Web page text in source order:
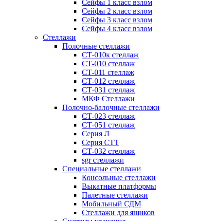
Сейфы 1 класс взлом
Сейфы 2 класс взлом
Сейфы 3 класс взлом
Сейфы 4 класс взлом
Стеллажи
Полочные стеллажи
СТ-010к стеллаж
СТ-010 стеллаж
СТ-011 стеллаж
СТ-012 стеллаж
СТ-031 стеллаж
МКФ Стеллажи
Полочно-балочные стеллажи
СТ-023 стеллаж
СТ-051 стеллаж
Серия Л
Серия СТТ
СТ-032 стеллаж
sgr стеллажи
Специальные стеллажи
Консольные стеллажи
Выкатные платформы
Палетные стеллажи
Мобильный СДМ
Стеллажи для ящиков